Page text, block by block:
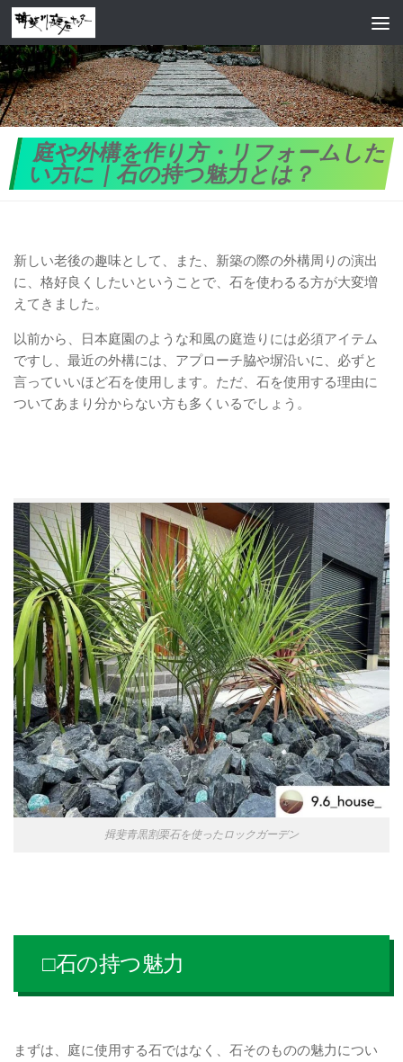
コンテンツへスキップ
庭や外構を作り方・リフォームした
い方に｜石の持つ魅力とは？
新しい老後の趣味として、また、新築の際の外構周りの演出
に、格好良くしたいということで、石を使わるる方が大変増
えてきました。
以前から、日本庭園のような和風の庭造りには必須アイテム
ですし、最近の外構には、アプローチ脇や塀沿いに、必ずと
言っていいほど石を使用します。ただ、石を使用する理由に
ついてあまり分からない方も多くいるでしょう。
揖斐青黒割栗石を使ったロックガーデン
□石の持つ魅力
まずは、庭に使用する石ではなく、石そのものの魅力につい